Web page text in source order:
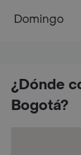
¿Dónde
Bogotá?
Domingo